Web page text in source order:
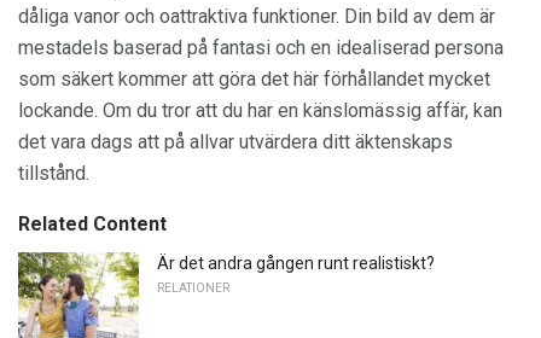
dåliga vanor och oattraktiva funktioner. Din bild av dem är
mestadels baserad på fantasi och en idealiserad persona
som säkert kommer att göra det här förhållandet mycket
lockande. Om du tror att du har en känslomässig affär, kan
det vara dags att på allvar utvärdera ditt äktenskaps
tillstånd.
Related Content
Är det andra gången runt realistiskt?
RELATIONER